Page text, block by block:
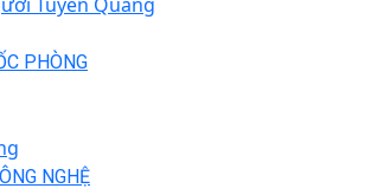
PHÒNG
NGHỆ